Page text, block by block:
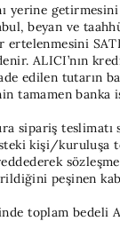
yerine
beyan ve
ALICI’nın
tutarın
tamamen
sipariş
kişi/
peşinen
toplam bedeli